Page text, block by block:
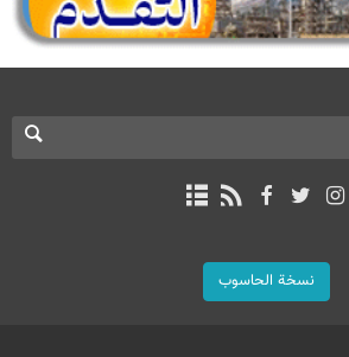
نسخة الحاسوب